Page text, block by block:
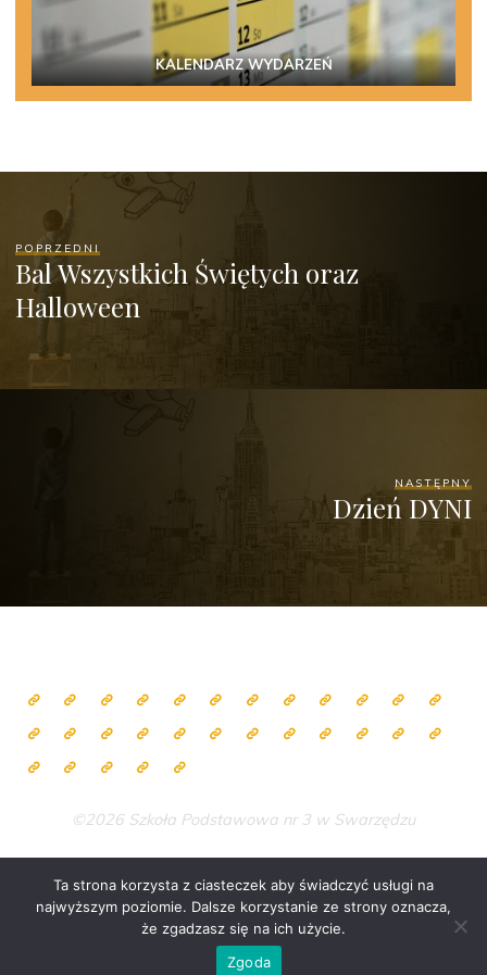
KALENDARZ WYDARZEŃ
POPRZEDNI
Bal Wszystkich Świętych oraz
Halloween
NASTĘPNY
Dzień DYNI
©2026 Szkoła Podstawowa nr 3 w Swarzędzu
Zasilane przez Bravada & WordPress .
Ta strona korzysta z ciasteczek aby świadczyć usługi na
najwyższym poziomie. Dalsze korzystanie ze strony oznacza,
że zgadzasz się na ich użycie.
Zgoda